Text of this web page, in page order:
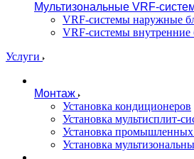
Мультизональные VRF-
VRF-системы наружные
VRF-системы внутренние
Услуги
Монтаж
Установка кондиционеров
Установка мультисплит-
Установка
Установка